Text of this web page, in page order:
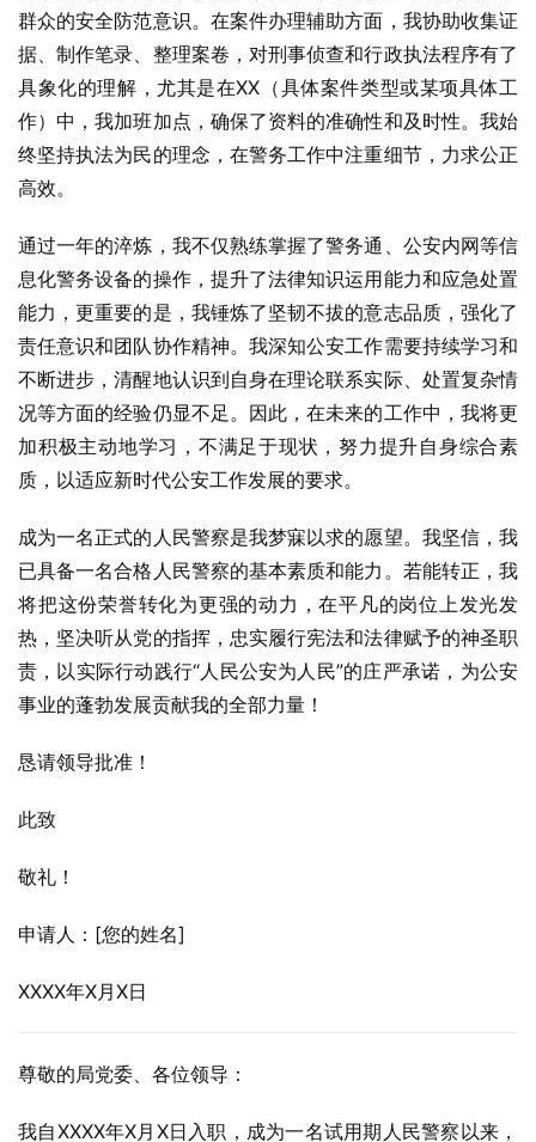
群众的安全防范意识。在案件办理辅助方面，我协助收集证
据、制作笔录、整理案卷，对刑事侦查和行政执法程序有了
具象化的理解，尤其是在XX（具体案件类型或某项具体工
作）中，我加班加点，确保了资料的准确性和及时性。我始
终坚持执法为民的理念，在警务工作中注重细节，力求公正
高效。
通过一年的淬炼，我不仅熟练掌握了警务通、公安内网等信
息化警务设备的操作，提升了法律知识运用能力和应急处置
能力，更重要的是，我锤炼了坚韧不拔的意志品质，强化了
责任意识和团队协作精神。我深知公安工作需要持续学习和
不断进步，清醒地认识到自身在理论联系实际、处置复杂情
况等方面的经验仍显不足。因此，在未来的工作中，我将更
加积极主动地学习，不满足于现状，努力提升自身综合素
质，以适应新时代公安工作发展的要求。
成为一名正式的人民警察是我梦寐以求的愿望。我坚信，我
已具备一名合格人民警察的基本素质和能力。若能转正，我
将把这份荣誉转化为更强的动力，在平凡的岗位上发光发
热，坚决听从党的指挥，忠实履行宪法和法律赋予的神圣职
责，以实际行动践行“人民公安为人民”的庄严承诺，为公安
事业的蓬勃发展贡献我的全部力量！
恳请领导批准！
此致
敬礼！
申请人：[您的姓名]
XXXX年X月X日
尊敬的局党委、各位领导：
我自XXXX年X月X日入职，成为一名试用期人民警察以来，